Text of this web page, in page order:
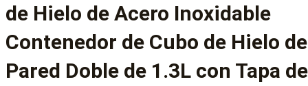
de Hielo de Acero Inoxidable
Contenedor de Cubo de Hielo de
Pared Doble de 1.3L con Tapa de